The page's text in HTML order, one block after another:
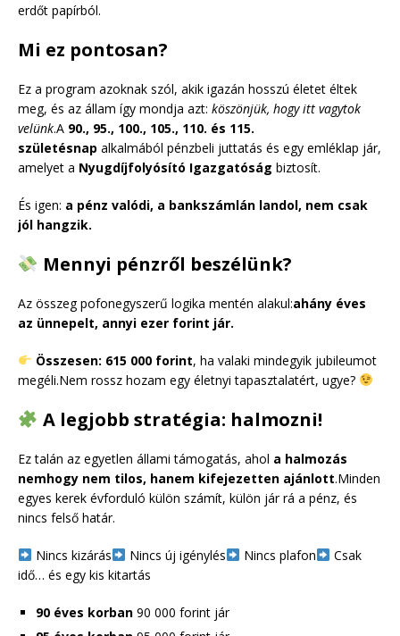
erdőt papírból.
Mi ez pontosan?
Ez a program azoknak szól, akik igazán hosszú életet éltek
meg, és az állam így mondja azt: köszönjük, hogy itt vagytok
velünk.A 90., 95., 100., 105., 110. és 115.
születésnap alkalmából pénzbeli juttatás és egy emléklap jár,
amelyet a Nyugdíjfolyósító Igazgatóság biztosít.
És igen: a pénz valódi, a bankszámlán landol, nem csak
jól hangzik.
Mennyi pénzről beszélünk?
Az összeg pofonegyszerű logika mentén alakul:ahány éves
az ünnepelt, annyi ezer forint jár.
Összesen: 615 000 forint, ha valaki mindegyik jubileumot
megéli.Nem rossz hozam egy életnyi tapasztalatért, ugye?
A legjobb stratégia: halmozni!
Ez talán az egyetlen állami támogatás, ahol a halmozás
nemhogy nem tilos, hanem kifejezetten ajánlott.Minden
egyes kerek évforduló külön számít, külön jár rá a pénz, és
nincs felső határ.
Nincs kizárás Nincs új igénylés Nincs plafon
Csak
idő… és egy kis kitartás
90 éves korban 90 000 forint jár